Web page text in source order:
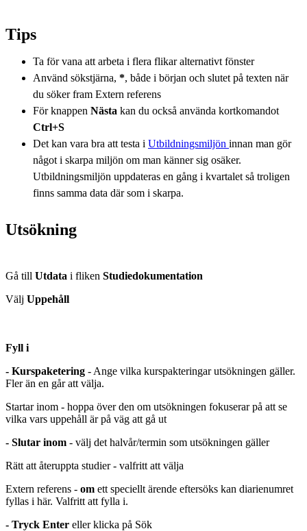
Tips
Ta för vana att arbeta i flera flikar alternativt fönster
Använd sökstjärna, *, både i början och slutet på texten när
du söker fram Extern referens
För knappen Nästa kan du också använda kortkomandot
Ctrl+S
Det kan vara bra att testa i Utbildningsmiljön innan man gör
något i skarpa miljön om man känner sig osäker.
Utbildningsmiljön uppdateras en gång i kvartalet så troligen
finns samma data där som i skarpa.
Utsökning
Gå till Utdata i fliken Studiedokumentation
Välj Uppehåll
Fyll i
- Kurspaketering - Ange vilka kurspakteringar utsökningen gäller.
Fler än en går att välja.
Startar inom - hoppa över den om utsökningen fokuserar på att se
vilka vars uppehåll är på väg att gå ut
- Slutar inom - välj det halvår/termin som utsökningen gäller
Rätt att återuppta studier - valfritt att välja
Extern referens - om ett speciellt ärende eftersöks kan diarienumret
fyllas i här. Valfritt att fylla i.
- Tryck Enter eller klicka på Sök